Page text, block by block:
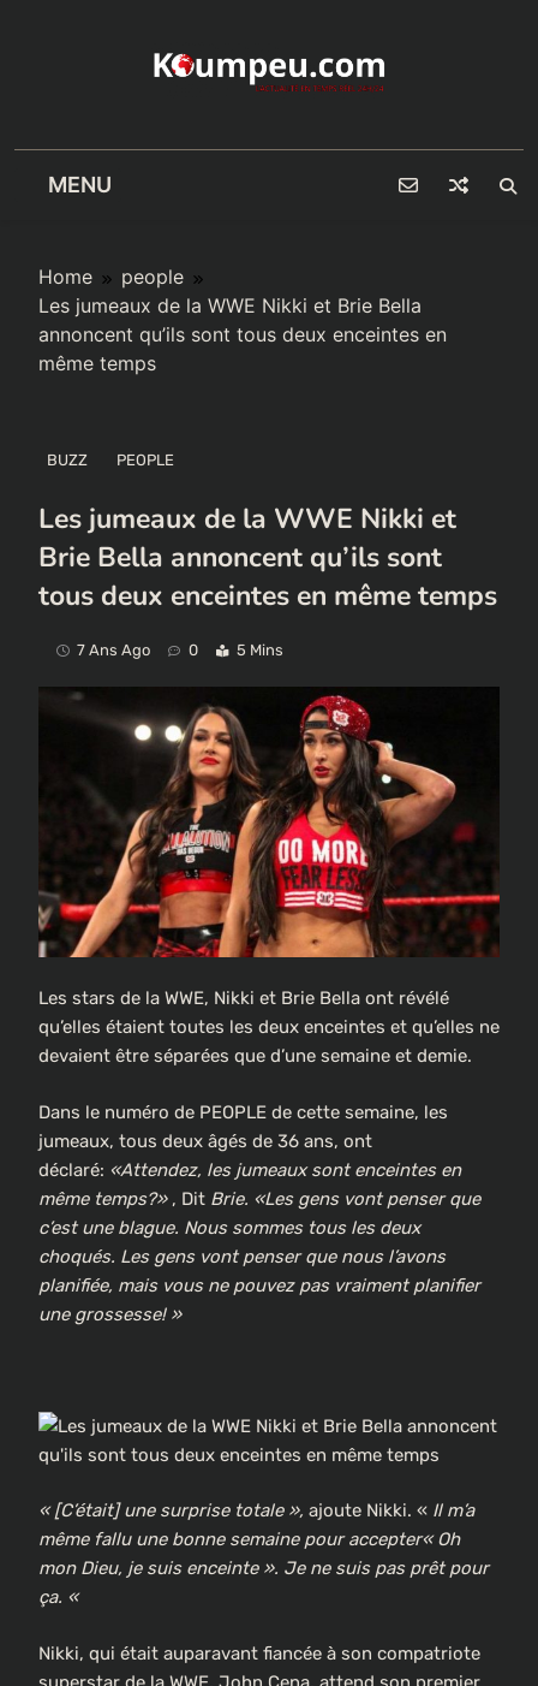
MENU
Home
people
Les jumeaux de la WWE Nikki et Brie Bella
annoncent qu’ils sont tous deux enceintes en
même temps
BUZZ PEOPLE
Les jumeaux de la WWE Nikki et
Brie Bella annoncent qu’ils sont
tous deux enceintes en même temps
7 Ans Ago 0 5 Mins
Les stars de la WWE, Nikki et Brie Bella ont révélé
qu’elles étaient toutes les deux enceintes et qu’elles ne
devaient être séparées que d’une semaine et demie.
Dans le numéro de PEOPLE de cette semaine, les
jumeaux, tous deux âgés de 36 ans, ont
déclaré: «Attendez, les jumeaux sont enceintes en
même temps?», Dit Brie. «Les gens vont penser que
c’est une blague. Nous sommes tous les deux
choqués. Les gens vont penser que nous l’avons
planifiée, mais vous ne pouvez pas vraiment planifier
une grossesse! »
« [C’était] une surprise totale », ajoute Nikki. « Il m’a
même fallu une bonne semaine pour accepter« Oh
mon Dieu, je suis enceinte ». Je ne suis pas prêt pour
ça. «
Nikki, qui était auparavant fiancée à son compatriote